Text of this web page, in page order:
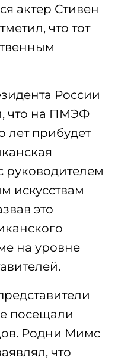
актер Стивен
что тот
России
что на ПМЭФ
лет прибудет
руководителем
искусствам
это
на уровне
посещали
Родни Мимс
что